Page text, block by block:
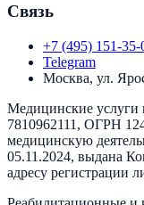
Связь
+7 (495) 151-35-
Telegram
Москва, ул.
Медицинские услуги
7810962111 , ОГРН
медицинскую
05.11.2024, выдана
адресу регистрации